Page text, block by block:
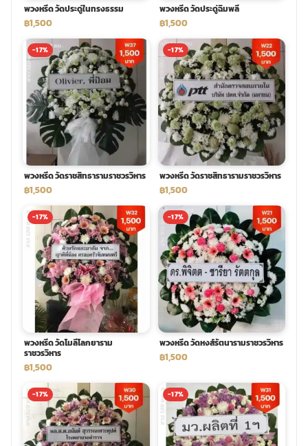
ดอกไม้งานศพ ส่งฟรี
ดอกไม้งานศพ ออนไลน์
พวงดอกไม้งานศพ
tpdecorate ปูพื้น
พวงหรีด ส่งด่วน วันนี้
พวงหรีด วัดประดู่ในทรงธรรม
฿1,500
พวงหรีด วัดประดู่ฉิมพลี
฿1,500
-17%
พวงหรีด วัดราชสิทธารามราชวรวิหาร
฿1,500
-17%
พวงหรีด วัดราชสิทธารามราชวรวิหาร
฿1,500
-17%
พวงหรีด วัดโมลีโลกยาราม
ราชวรวิหาร
฿1,500
-17%
พวงหรีด วัดหงส์รัตนารามราชวรวิหาร
฿1,500
-17% -17%